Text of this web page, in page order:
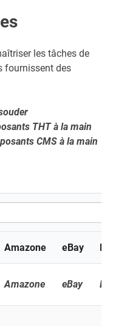
les tâches de
fournissent des
THT à la main
CMS à la main
Amazone eBay
Amazone eBay